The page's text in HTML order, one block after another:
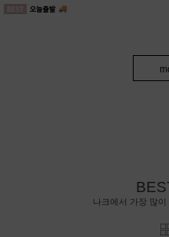
나크에서 가장 많